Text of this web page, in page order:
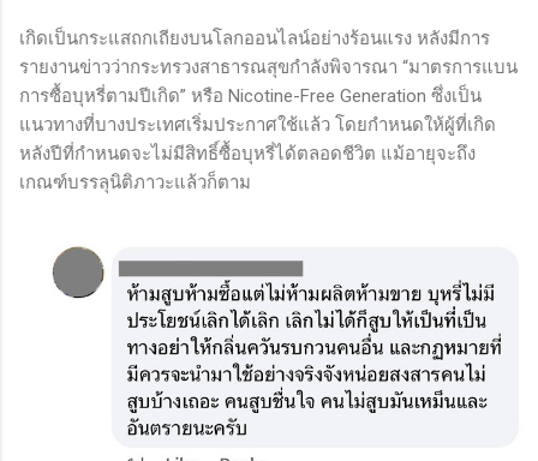
เกิดเป็นกระแสถกเถียงบนโลกออนไลน์อย่างร้อนแรง หลังมีการ
รายงานข่าวว่ากระทรวงสาธารณสุขกำลังพิจารณา “มาตรการแบน
การซื้อบุหรี่ตามปีเกิด” หรือ Nicotine-Free Generation ซึ่งเป็น
แนวทางที่บางประเทศเริ่มประกาศใช้แล้ว โดยกำหนดให้ผู้ที่เกิด
หลังปีที่กำหนดจะไม่มีสิทธิ์ซื้อบุหรี่ได้ตลอดชีวิต แม้อายุจะถึง
เกณฑ์บรรลุนิติภาวะแล้วก็ตาม